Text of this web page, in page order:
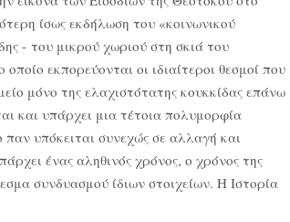
ίσως εκδήλωση του «κοινωνικού
- του μικρού χωριού στη σκιά του
εκπορεύονται οι ιδιαίτεροι θεσμοί που
μόνο της ελαχιστότατης κουκκίδας επάνω
και υπάρχει μια τέτοια πολυμορφία
υπόκειται συνεχώς σε αλλαγή και
ένας αληθινός χρόνος, ο χρόνος της
συνδυασμού ίδιων στοιχείων. Η Ιστορία